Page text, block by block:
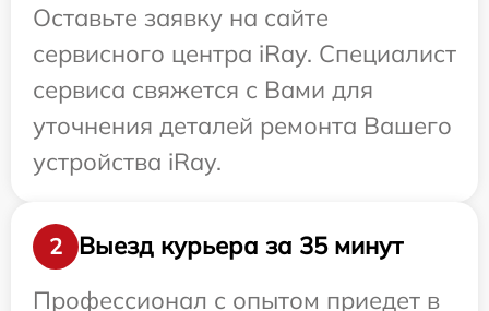
Оставьте заявку на сайте
сервисного центра iRay. Специалист
сервиса свяжется с Вами для
уточнения деталей ремонта Вашего
устройства iRay.
2
Выезд курьера за 35 минут
Профессионал с опытом приедет в